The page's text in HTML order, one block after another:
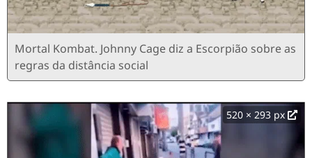
Mortal Kombat. Johnny Cage diz a Escorpião sobre as
regras da distância social
520 × 293 px